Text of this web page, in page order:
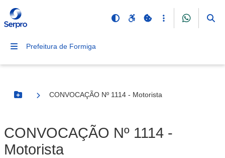
Prefeitura de Formiga
Botão Menu
CONVOCAÇÃO Nº 1114 - Motorista
CONVOCAÇÃO Nº 1114 -
Motorista